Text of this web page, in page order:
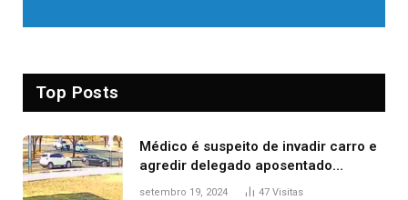
Top Posts
Médico é suspeito de invadir carro e
agredir delegado aposentado
durante confusão no trânsito
setembro 19, 2024 47 Visitas